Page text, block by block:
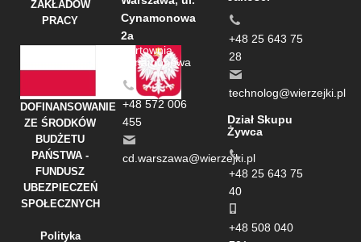
ZAKŁADÓW
PRACY
DOFINANSOWANIE
ZE ŚRODKÓW
BUDŻETU
PAŃSTWA -
FUNDUSZ
UBEZPIECZEŃ
SPOŁECZNYCH
Polityka
Cynamonowa
2a
Hurtownia
Cynamonowa
+48 572 006
455
cd.warszawa@wierzejki.pl
+48 25 643 75
28
technolog@wierzejki.pl
Dział Skupu
Żywca
+48 25 643 75
40
+48 508 040